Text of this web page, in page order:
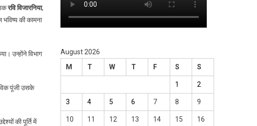
रवि विजारनिया,
की कामना
उन्होंने विभाग
पूंजी उसके
की पूर्ति में
August 2026
M
T W T F S S
1 2
3 4 5 6 7 8 9
10 11 12 13 14 15 16